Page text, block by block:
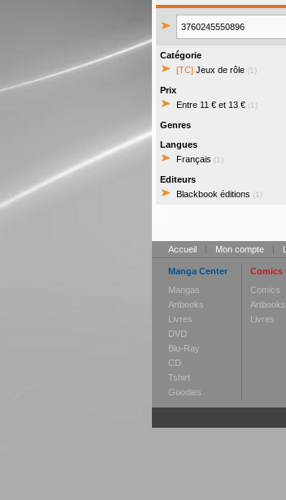
Catégorie
[TC] Jeux de rôle (1)
Prix
Entre 11 € et 13 € (1)
Genres
Langues
Français (1)
Editeurs
Blackbook éditions (1)
Accueil | Mon compte |
Manga Center
Mangas
Artbooks
Livres
DVD
Blu-Ray
CD
Tshirt
Goodies
Comics
Comics
Artbooks
Livres